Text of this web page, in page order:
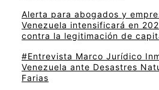
Alerta para abogados y
Venezuela intensificará en
contra la legitimación de
#Entrevista Marco Jurídico
Venezuela ante Desastres
Farias